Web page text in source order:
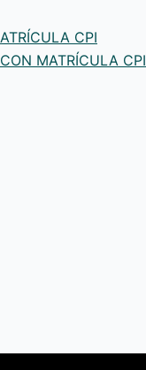
CPI
MATRÍCULA CPI